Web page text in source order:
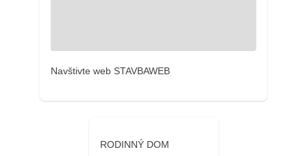
Navštivte web STAVBAWEB
RODINNÝ DOM